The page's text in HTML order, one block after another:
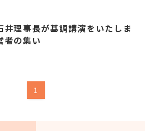
井理事長が基調講演をいたしま
の集い
1